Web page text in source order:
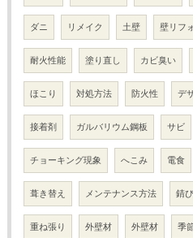
ダニ リメイク 土壁 壁リフ
耐火性能 塗り直し カビ臭い
ほこり 対処方法 防火性 デ
接着剤 ガルバリウム鋼板 サビ
チョーキング現象 へこみ 電食
葺き替え メンテナンス方法 錆
重ね張り 外壁材 外壁材 季